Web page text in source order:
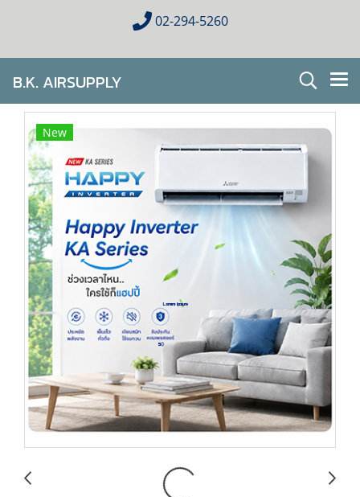
02-294-5260
B.K. AIRSUPPLY
AIR CONDITIONING FOR HOMES & BUSINESES
New